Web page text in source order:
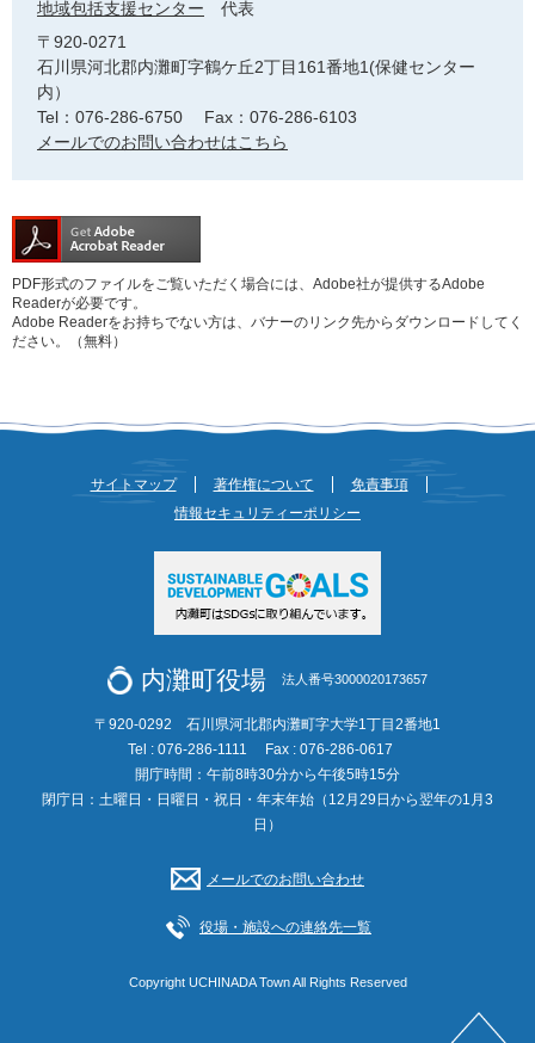
地域包括支援センター
代表
〒920-0271
石川県河北郡内灘町字鶴ケ丘2丁目161番地1(保健センター
内）
Tel：076-286-6750
Fax：076-286-6103
メールでのお問い合わせはこちら
PDF形式のファイルをご覧いただく場合には、Adobe社が提供するAdobe
Readerが必要です。
Adobe Readerをお持ちでない方は、バナーのリンク先からダウンロードしてく
ださい。（無料）
サイトマップ 著作権について
免責事項
情報セキュリティーポリシー
内灘町役場 法人番号3000020173657
〒920-0292 石川県河北郡内灘町字大学1丁目2番地1
Tel : 076-286-1111
Fax : 076-286-0617
開庁時間：午前8時30分から午後5時15分
閉庁日：土曜日・日曜日・祝日・年末年始（12月29日から翌年の1月3
日）
メールでのお問い合わせ
役場・施設への連絡先一覧
Copyright UCHINADA Town All Rights Reserved